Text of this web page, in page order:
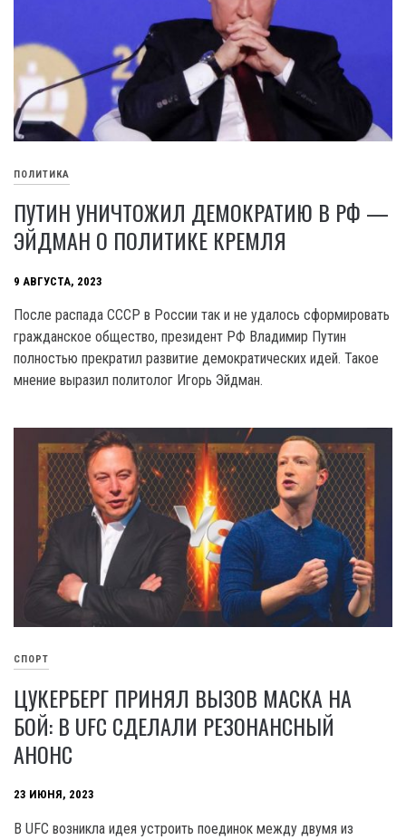
ПОЛИТИКА
ПУТИН УНИЧТОЖИЛ ДЕМОКРАТИЮ В РФ —
ЭЙДМАН О ПОЛИТИКЕ КРЕМЛЯ
9 АВГУСТА, 2023
После распада CCCP в России так и не удалось сформировать
гражданское общество, президент РФ Владимир Путин
полностью прекратил развитие демократических идей. Такое
мнение выразил политолог Игорь Эйдман.
СПОРТ
ЦУКЕРБЕРГ ПРИНЯЛ ВЫЗОВ МАСКА НА
БОЙ: В UFC СДЕЛАЛИ РЕЗОНАНСНЫЙ
АНОНС
23 ИЮНЯ, 2023
В UFC возникла идея устроить поединок между двумя из